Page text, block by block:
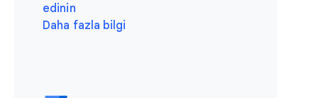
edinin
Daha fazla bilgi